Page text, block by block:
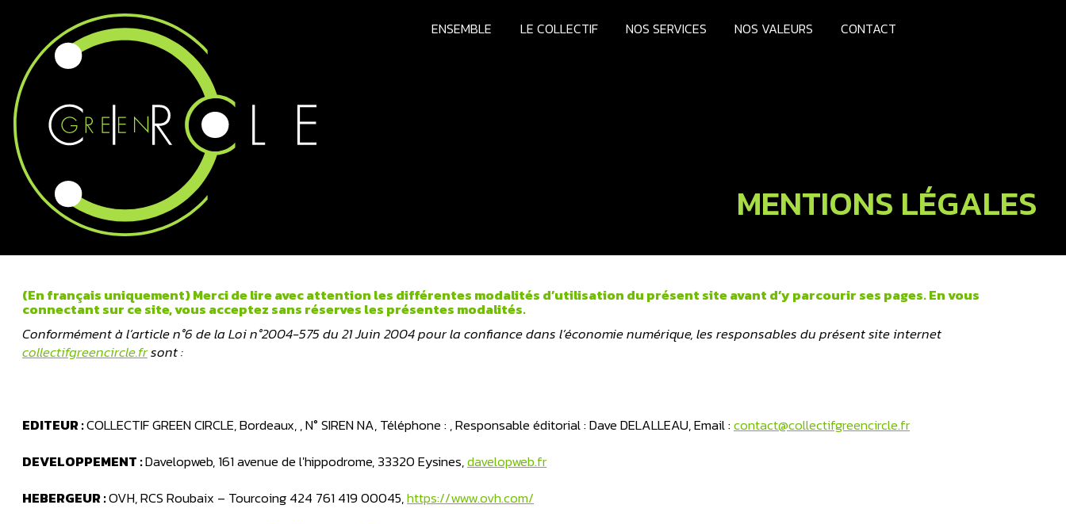
ENSEMBLE LE COLLECTIF NOS SERVICES NOS VALEURS CONTACT
MENTIONS LÉGALES
(En français uniquement) Merci de lire avec attention les différentes modalités d’utilisation du présent site avant d’y parcourir ses pages. En vous
connectant sur ce site, vous acceptez sans réserves les présentes modalités.
Conformément à l’article n°6 de la Loi n°2004-575 du 21 Juin 2004 pour la confiance dans l’économie numérique, les responsables du présent site internet
collectifgreencircle.frsont :
EDITEUR :COLLECTIF GREEN CIRCLE, Bordeaux, , N° SIREN NA, Téléphone : , Responsable éditorial : Dave DELALLEAU, Email : contact@collectifgreencircle.fr
DEVELOPPEMENT :Davelopweb, 161 avenue de l'hippodrome, 33320 Eysines,davelopweb.fr
HEBERGEUR :OVH, RCS Roubaix – Tourcoing 424 761 419 00045,https://www.ovh.com/